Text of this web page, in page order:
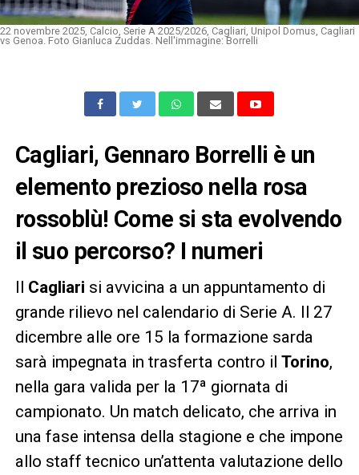
22 novembre 2025, Calcio, Serie A 2025/2026, Cagliari, Unipol Domus, Cagliari
vs Genoa. Foto Gianluca Zuddas. Nell'immagine: Borrelli
Cagliari, Gennaro Borrelli è un
elemento prezioso nella rosa
rossoblù! Come si sta evolvendo
il suo percorso? I numeri
Il Cagliari si avvicina a un appuntamento di
grande rilievo nel calendario di Serie A. Il 27
dicembre alle ore 15 la formazione sarda
sarà impegnata in trasferta contro il Torino,
nella gara valida per la 17ª giornata di
campionato. Un match delicato, che arriva in
una fase intensa della stagione e che impone
allo staff tecnico un’attenta valutazione dello